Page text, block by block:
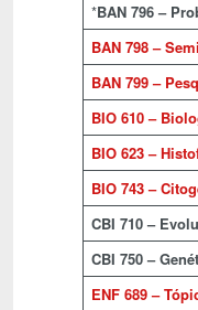
*BAN 796 –
BAN 798 –
BAN 799 –
BIO 610 –
BIO 623 –
BIO 743 –
CBI 710 –
CBI 750 –
ENF 689 –